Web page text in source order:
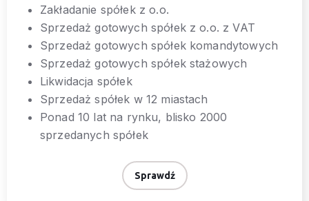
Zakładanie spółek z o.o.
Sprzedaż gotowych spółek z o.o. z VAT
Sprzedaż gotowych spółek komandytowych
Sprzedaż gotowych spółek stażowych
Likwidacja spółek
Sprzedaż spółek w 12 miastach
Ponad 10 lat na rynku, blisko 2000
sprzedanych spółek
Sprawdź